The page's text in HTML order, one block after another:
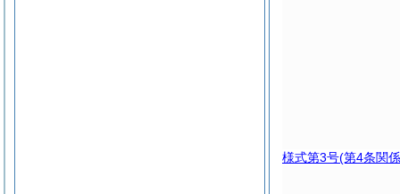
様式第3号(第4条関